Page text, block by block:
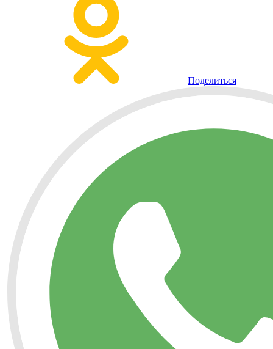
Поделиться